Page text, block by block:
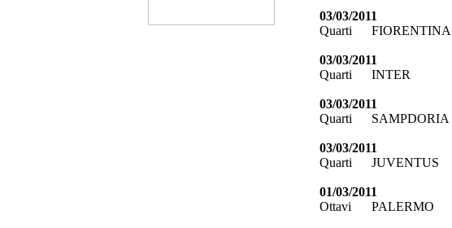
03/03/2011
Quarti
FIORENTINA
03/03/2011
Quarti
INTER
03/03/2011
Quarti
SAMPDORIA
03/03/2011
Quarti
JUVENTUS
01/03/2011
Ottavi
PALERMO